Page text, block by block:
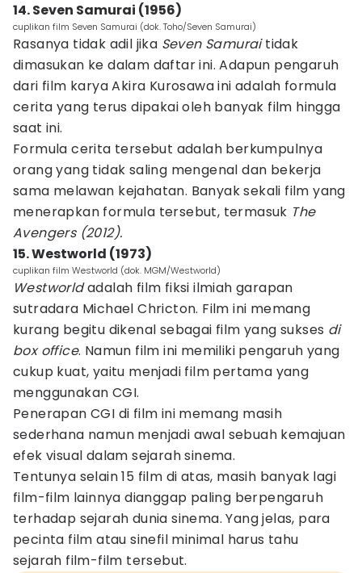
14. Seven Samurai (1956)
cuplikan film Seven Samurai (dok. Toho/Seven Samurai)
Rasanya tidak adil jika Seven Samuraitidak
dimasukan ke dalam daftar ini. Adapun pengaruh
dari film karya Akira Kurosawa ini adalah formula
cerita yang terus dipakai oleh banyak film hingga
saat ini.
Formula cerita tersebut adalah berkumpulnya
orang yang tidak saling mengenal dan bekerja
sama melawan kejahatan. Banyak sekali film yang
menerapkan formula tersebut, termasuk The
Avengers (2012).
15. Westworld (1973)
cuplikan film Westworld (dok. MGM/Westworld)
Westworldadalah film fiksi ilmiah garapan
sutradara Michael Chricton. Film ini memang
kurang begitu dikenal sebagai film yang sukses di
box office. Namun film ini memiliki pengaruh yang
cukup kuat, yaitu menjadi film pertama yang
menggunakan CGI.
Penerapan CGI di film ini memang masih
sederhana namun menjadi awal sebuah kemajuan
efek visual dalam sejarah sinema.
Tentunya selain 15 film di atas, masih banyak lagi
film-film lainnya dianggap paling berpengaruh
terhadap sejarah dunia sinema. Yang jelas, para
pecinta film atau sinefil minimal harus tahu
sejarah film-film tersebut.